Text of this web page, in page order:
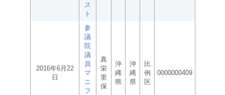
ス
ト
2016年6月22
日
参
議
院
議
員
マ
ニ
フ
真
栄
里
保
沖
縄
県
沖
縄
県
比
例
区
0000000409